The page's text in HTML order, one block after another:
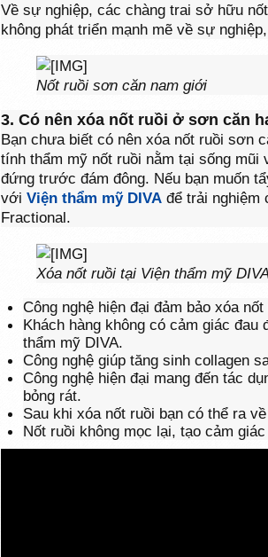
Về sự nghiệp, các chàng trai sở hữu
không phát triển mạnh mẽ về sự
Nốt ruồi sơn căn nam giới
3. Có nên xóa nốt ruồi ở sơn căn
Bạn chưa biết có nên xóa nốt ruồi sơn
tính thẩm mỹ nốt ruồi nằm tại sống
đứng trước đám đông. Nếu bạn muốn
với Viện thẩm mỹ DIVAđể trải nghiệm
Fractional.
Xóa nốt ruồi tại Viện thẩm mỹ
Công nghệ hiện đại đảm bảo xóa
Khách hàng không có cảm giác
thẩm mỹ DIVA.
Công nghệ giúp tăng sinh collagen
Công nghệ hiện đại mang đến tác
bỏng rát.
Sau khi xóa nốt ruồi bạn có thể ra
Nốt ruồi không mọc lại, tạo cảm